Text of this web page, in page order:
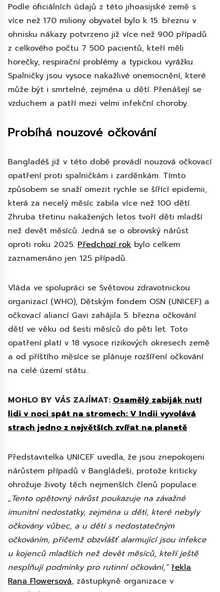
Podle oficiálních údajů z této jihoasijské země s
více než 170 miliony obyvatel bylo k 15. březnu v
ohnisku nákazy potvrzeno již více než 900 případů
z celkového počtu 7 500 pacientů, kteří měli
horečky, respirační problémy a typickou vyrážku.
Spalničky jsou vysoce nakažlivé onemocnění, které
může být i smrtelné, zejména u dětí. Přenášejí se
vzduchem a patří mezi velmi infekční choroby.
Probíhá nouzové očkování
Bangladéš již v této době provádí nouzová očkovací
opatření proti spalničkám i zarděnkám. Tímto
způsobem se snaží omezit rychle se šířící epidemii,
která za necelý měsíc zabila více než 100 dětí.
Zhruba třetinu nakažených letos tvoří děti mladší
než devět měsíců. Jedná se o obrovský nárůst
oproti roku 2025. Předchozí rok bylo celkem
zaznamenáno jen 125 případů.
Vláda ve spolupráci se Světovou zdravotnickou
organizací (WHO), Dětským fondem OSN (UNICEF) a
očkovací aliancí Gavi zahájila 5. března očkování
dětí ve věku od šesti měsíců do pěti let. Toto
opatření platí v 18 vysoce rizikových okresech země
a od příštího měsíce se plánuje rozšíření očkování
na celé území státu..
MOHLO BY VÁS ZAJÍMAT: Osamělý zabiják nutí
lidi v noci spát na stromech: V Indii vyvolává
strach jedno z největších zvířat na planetě
Představitelka UNICEF uvedla, že jsou znepokojeni
nárůstem případů v Bangládeši, protože kriticky
ohrožuje životy těch nejmenších členů populace.
„Tento opětovný nárůst poukazuje na závažné
imunitní nedostatky, zejména u dětí, které nebyly
očkovány vůbec, a u dětí s nedostatečným
očkováním, přičemž obzvlášť alarmující jsou infekce
u kojenců mladších než devět měsíců, kteří ještě
nesplňují podmínky pro rutinní očkování,“řekla
Rana Flowersová, zástupkyně organizace v